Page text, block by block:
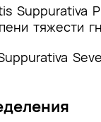
Suppurativa
тяжести